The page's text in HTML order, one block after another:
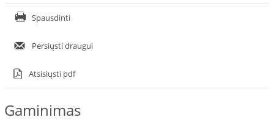
Spausdinti
Persiųsti draugui
Atsisiųsti pdf
Gaminimas